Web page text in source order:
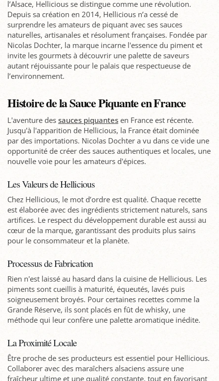
l’Alsace, Hellicious se distingue comme une révolution.
Depuis sa création en 2014, Hellicious n’a cessé de
surprendre les amateurs de piquant avec ses sauces
naturelles, artisanales et résolument françaises. Fondée par
Nicolas Dochter, la marque incarne l'essence du piment et
invite les gourmets à découvrir une palette de saveurs
autant réjouissante pour le palais que respectueuse de
l’environnement.
Histoire de la Sauce Piquante en France
L'aventure des sauces piquantes en France est récente.
Jusqu'à l'apparition de Hellicious, la France était dominée
par des importations. Nicolas Dochter a vu dans ce vide une
opportunité de créer des sauces authentiques et locales, une
nouvelle voie pour les amateurs d'épices.
Les Valeurs de Hellicious
Chez Hellicious, le mot d’ordre est qualité. Chaque recette
est élaborée avec des ingrédients strictement naturels, sans
artifices. Le respect du développement durable est aussi au
cœur de la marque, garantissant des produits plus sains
pour le consommateur et la planète.
Processus de Fabrication
Rien n'est laissé au hasard dans la cuisine de Hellicious. Les
piments sont cueillis à maturité, équeutés, lavés puis
soigneusement broyés. Pour certaines recettes comme la
Grande Réserve, ils sont placés en fût de whisky, une
méthode qui leur confère une palette aromatique inédite.
La Proximité Locale
Être proche de ses producteurs est essentiel pour Hellicious.
Collaborer avec des maraîchers alsaciens assure une
fraîcheur ultime et une qualité constante, tout en favorisant